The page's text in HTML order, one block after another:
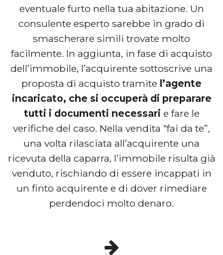
eventuale furto nella tua abitazione. Un
consulente esperto sarebbe in grado di
smascherare simili trovate molto
facilmente. In aggiunta, in fase di acquisto
dell’immobile, l’acquirente sottoscrive una
proposta di acquisto tramite l’agente
incaricato, che si occuperà di preparare
tutti i documenti necessari e fare le
verifiche del caso. Nella vendita “fai da te”,
una volta rilasciata all’acquirente una
ricevuta della caparra, l’immobile risulta già
venduto, rischiando di essere incappati in
un finto acquirente e di dover rimediare
perdendoci molto denaro.